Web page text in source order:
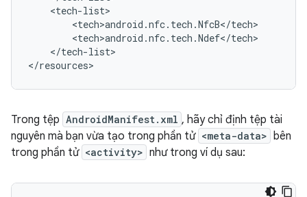
</tech-list>
</resources>
Trong tệp AndroidManifest.xml , hãy chỉ định tệp tài
nguyên mà bạn vừa tạo trong phần tử <meta-data> bên
trong phần tử <activity> như trong ví dụ sau: